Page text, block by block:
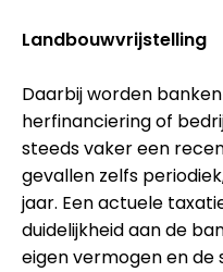
Landbouwvrijstelling
Daarbij worden
herfinanciering of
steeds vaker een
gevallen zelfs
jaar. Een actuele
duidelijkheid aan de
eigen vermogen en de